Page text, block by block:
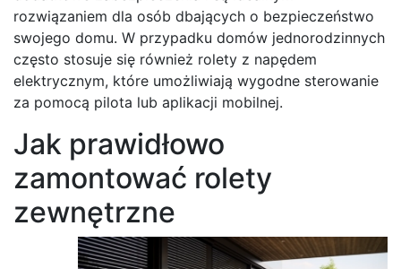
rozwiązaniem dla osób dbających o bezpieczeństwo
swojego domu. W przypadku domów jednorodzinnych
często stosuje się również rolety z napędem
elektrycznym, które umożliwiają wygodne sterowanie
za pomocą pilota lub aplikacji mobilnej.
Jak prawidłowo
zamontować rolety
zewnętrzne